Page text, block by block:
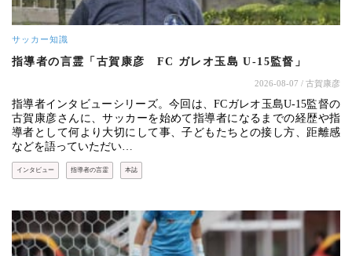
サッカー知識
指導者の言霊「古賀康彦 FC ガレオ玉島 U-15監督」
2026-08-07 / 古賀康彦
指導者インタビューシリーズ。今回は、FCガレオ玉島U-15監督の
古賀康彦さんに、サッカーを始めて指導者になるまでの経歴や指
導者として何より大切にして事、子どもたちとの接し方、距離感
などを語っていただい…
インタビュー 指導者の言霊 本誌